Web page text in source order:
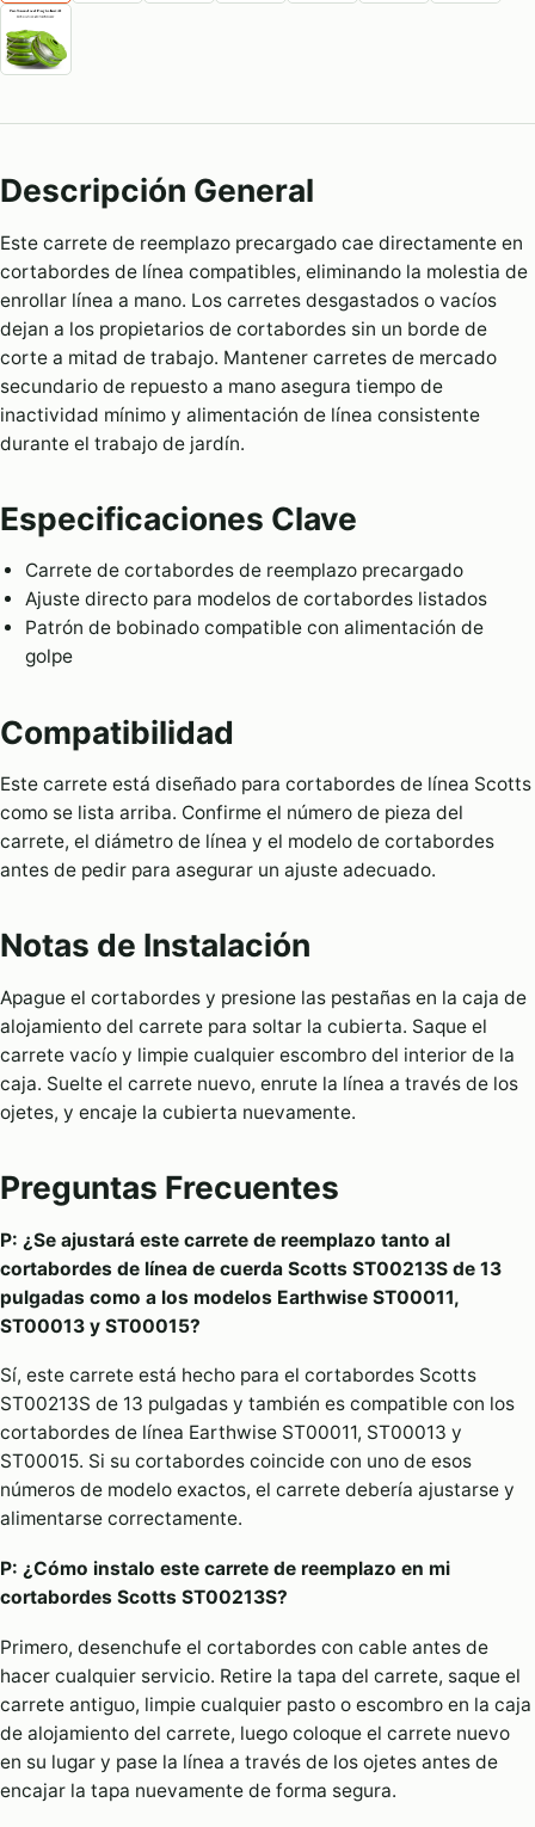
Descripción General
Este carrete de reemplazo precargado cae directamente en
cortabordes de línea compatibles, eliminando la molestia de
enrollar línea a mano. Los carretes desgastados o vacíos
dejan a los propietarios de cortabordes sin un borde de
corte a mitad de trabajo. Mantener carretes de mercado
secundario de repuesto a mano asegura tiempo de
inactividad mínimo y alimentación de línea consistente
durante el trabajo de jardín.
Especificaciones Clave
Carrete de cortabordes de reemplazo precargado
Ajuste directo para modelos de cortabordes listados
Patrón de bobinado compatible con alimentación de
golpe
Compatibilidad
Este carrete está diseñado para cortabordes de línea Scotts
como se lista arriba. Confirme el número de pieza del
carrete, el diámetro de línea y el modelo de cortabordes
antes de pedir para asegurar un ajuste adecuado.
Notas de Instalación
Apague el cortabordes y presione las pestañas en la caja de
alojamiento del carrete para soltar la cubierta. Saque el
carrete vacío y limpie cualquier escombro del interior de la
caja. Suelte el carrete nuevo, enrute la línea a través de los
ojetes, y encaje la cubierta nuevamente.
Preguntas Frecuentes
P: ¿Se ajustará este carrete de reemplazo tanto al
cortabordes de línea de cuerda Scotts ST00213S de 13
pulgadas como a los modelos Earthwise ST00011,
ST00013 y ST00015?
Sí, este carrete está hecho para el cortabordes Scotts
ST00213S de 13 pulgadas y también es compatible con los
cortabordes de línea Earthwise ST00011, ST00013 y
ST00015. Si su cortabordes coincide con uno de esos
números de modelo exactos, el carrete debería ajustarse y
alimentarse correctamente.
P: ¿Cómo instalo este carrete de reemplazo en mi
cortabordes Scotts ST00213S?
Primero, desenchufe el cortabordes con cable antes de
hacer cualquier servicio. Retire la tapa del carrete, saque el
carrete antiguo, limpie cualquier pasto o escombro en la caja
de alojamiento del carrete, luego coloque el carrete nuevo
en su lugar y pase la línea a través de los ojetes antes de
encajar la tapa nuevamente de forma segura.